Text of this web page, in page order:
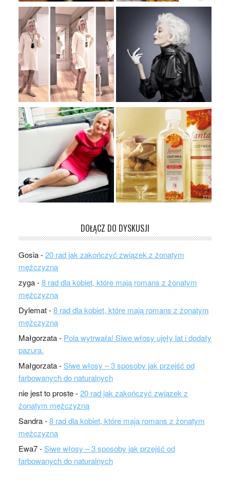
DOŁĄCZ DO DYSKUSJI
Gosia-20 rad jak zakończyć związek z żonatym
mężczyzną
zyga-8 rad dla kobiet, które mają romans z żonatym
mężczyzną
Dylemat-8 rad dla kobiet, które mają romans z żonatym
mężczyzną
Małgorzata- Pola wytrwała! Siwe włosy ujęły lat i dodały
pazura.
Małgorzata-Siwe włosy – 3 sposoby jak przejść od
farbowanych do naturalnych
nie jest to proste-20 rad jak zakończyć związek z
żonatym mężczyzną
Sandra-8 rad dla kobiet, które mają romans z żonatym
mężczyzną
Ewa7-Siwe włosy – 3 sposoby jak przejść od
farbowanych do naturalnych